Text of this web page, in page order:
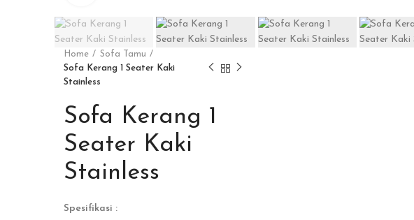
Home
Sofa Tamu
Sofa Kerang 1 Seater Kaki
Stainless
Sofa Kerang 1
Seater Kaki
Stainless
Spesifikasi :